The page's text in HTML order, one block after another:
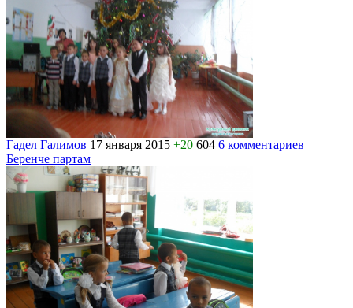
Гадел Галимов 17 января 2015 +20 604 6 комментариев
Беренче партам